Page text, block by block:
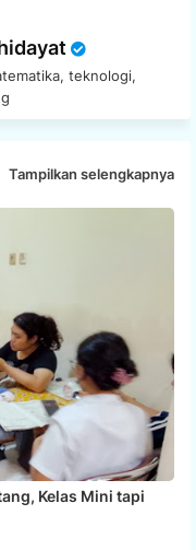
teknologi,
Tampilkan selengkapnya
Kelas Mini tapi